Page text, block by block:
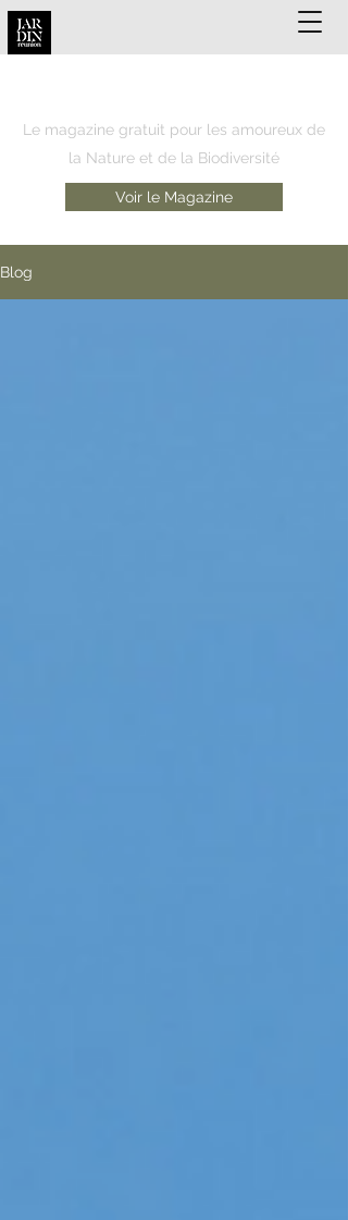
Le magazine gratuit pour les amoureux de
la Nature et de la Biodiversité
Voir le Magazine
Blog